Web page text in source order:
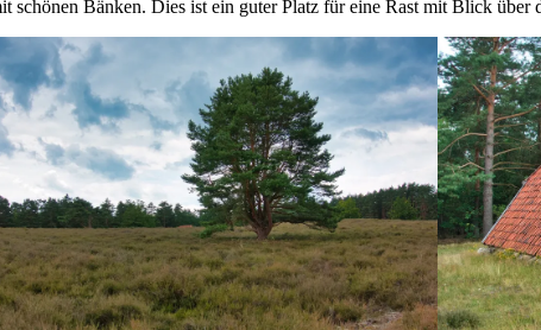
Bänken. Dies ist ein guter Platz für eine Rast mit Blick über